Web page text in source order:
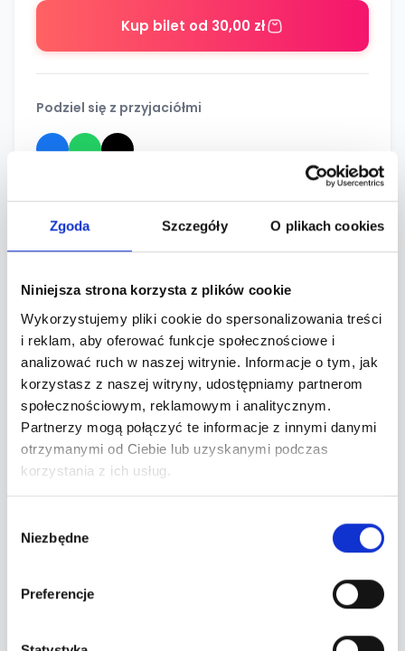
Zgoda Szczegóły O plikach cookies
Niniejsza strona korzysta z plików cookie
Wykorzystujemy pliki cookie do spersonalizowania treści
i reklam, aby oferować funkcje społecznościowe i
analizować ruch w naszej witrynie. Informacje o tym, jak
korzystasz z naszej witryny, udostępniamy partnerom
społecznościowym, reklamowym i analitycznym.
Partnerzy mogą połączyć te informacje z innymi danymi
otrzymanymi od Ciebie lub uzyskanymi podczas
korzystania z ich usług.
zgody
Niezbędne
Preferencje
Kup bilet od 30,00 zł
Podziel się z przyjaciółmi
Informacje
Floyd, Queen, David Bowie, Elton John, Fleetwood
Mac, The Rolling Stones, The Who, Marvin Gaye,
Stevie Wonder, Donna Summer, Earth, Wind &
Fire, The Jackson 5, The Clash, Sex Pistols,
Blondie, Lynyrd Skynyrd
80's to m.in. Bon Jovi, Cher, Cyndi Lauper, Culture
Club, Depeche Mode, Duran Duran, Eurythmics,
Frankie Goes to Hollywood, Genesis, Gloria
Estefan & Miami Sound Machine, INXS, Kate Bush,
Madonna, Michael Jackson, Prince, Police,
Houston, ZZ Top